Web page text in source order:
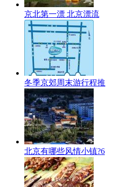
京北第一漂 北京漂流
冬季京郊周末游行程推
北京有哪些风情小镇?6